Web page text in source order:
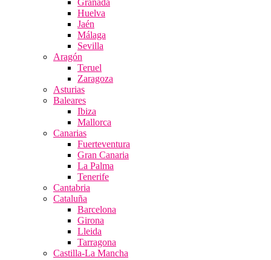
Granada
Huelva
Jaén
Málaga
Sevilla
Aragón
Teruel
Zaragoza
Asturias
Baleares
Ibiza
Mallorca
Canarias
Fuerteventura
Gran Canaria
La Palma
Tenerife
Cantabria
Cataluña
Barcelona
Girona
Lleida
Tarragona
Castilla-La Mancha